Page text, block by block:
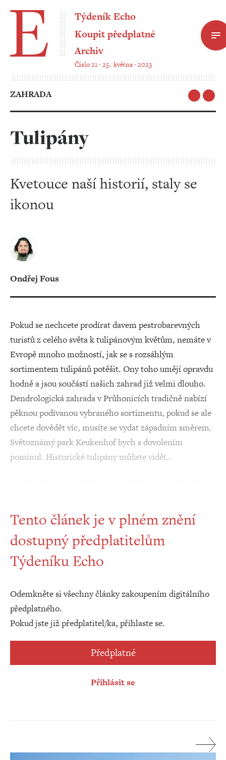
Týdeník Echo
Koupit předplatné
Archiv
Číslo 21 ‧ 25. května ‧ 2023
ZAHRADA
Tulipány
Kvetouce naší historií, staly se
ikonou
Ondřej Fous
Pokud se nechcete prodírat davem pestrobarevných
turistů z celého světa k tulipánovým květům, nemáte v
Evropě mnoho možností, jak se s rozsáhlým
sortimentem tulipánů potěšit. Ony toho umějí opravdu
hodně a jsou součástí našich zahrad již velmi dlouho.
Dendrologická zahrada v Průhonicích tradičně nabízí
pěknou podívanou vybraného sortimentu, pokud se ale
chcete dovědět víc, musíte se vydat západním směrem.
Světoznámý park Keukenhof bych s dovolením
pominul. Historické tulipány můžete vidět…
Tento článek je v plném znění
dostupný předplatitelům
Týdeníku Echo
Odemkněte si všechny články zakoupením digitálního
předplatného.
Pokud jste již předplatitel/ka, přihlaste se.
Předplatné
Přihlásit se